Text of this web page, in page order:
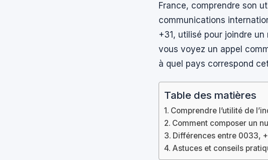
France, comprendre son
communications
+31, utilisé pour joindre
vous voyez un appel
à quel pays correspond
Table des matières
Comprendre l’utilité de
Comment composer un
Différences entre 0033,
Astuces et conseils